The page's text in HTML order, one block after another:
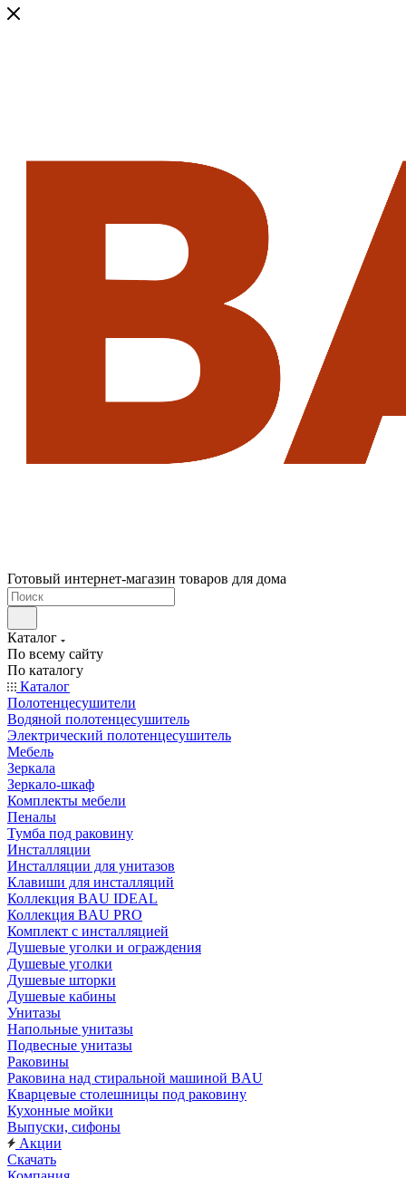
Готовый интернет-магазин товаров для дома
Каталог
По всему сайту
По каталогу
Каталог
Полотенцесушители
Водяной полотенцесушитель
Электрический полотенцесушитель
Мебель
Зеркала
Зеркало-шкаф
Комплекты мебели
Пеналы
Тумба под раковину
Инсталляции
Инсталляции для унитазов
Клавиши для инсталляций
Коллекция BAU IDEAL
Коллекция BAU PRO
Комплект с инсталляцией
Душевые уголки и ограждения
Душевые уголки
Душевые шторки
Душевые кабины
Унитазы
Напольные унитазы
Подвесные унитазы
Раковины
Раковина над стиральной машиной BAU
Кварцевые столешницы под раковину
Кухонные мойки
Выпуски, сифоны
Акции
Скачать